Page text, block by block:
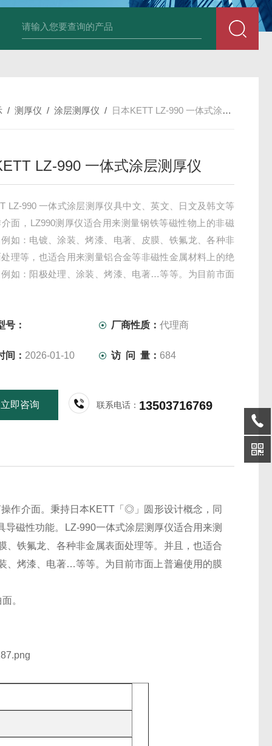
Ophir PD300R 激光功率传感器 Ophir PD300-
/测厚仪 /涂层测厚仪 / 日本KETT LZ-990 一体式涂层测厚仪
LZ-990 一体式涂层测厚仪
LZ-990 一体式涂层测厚仪具中文、英文、日文及韩文等
面，LZ990测厚仪适合用来测量钢铁等磁性物上的非磁
如：电镀、涂装、烤漆、电著、皮膜、铁氟龙、各种非
理等，也适合用来测量铝合金等非磁性金属材料上的绝
如：阳极处理、涂装、烤漆、电著…等等。为目前市面
号： 厂商性质：代理商
间： 2026-01-10 访 问 量： 684
立即咨询 联系电话： 13503716769
作介面。秉持日本KETT「◎」圆形设计概念，同
磁性功能。
LZ-990一体式涂层测厚仪适合用来测
、铁氟龙、各种非金属表面处理等。并且，也适合
、烤漆、电著…等等。为目前市面上普遍使用的膜
。